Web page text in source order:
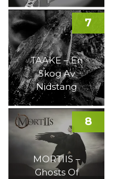
TAAKE – En
Skog Av
Nidstang
7
MORTIIS –
Ghosts Of
8